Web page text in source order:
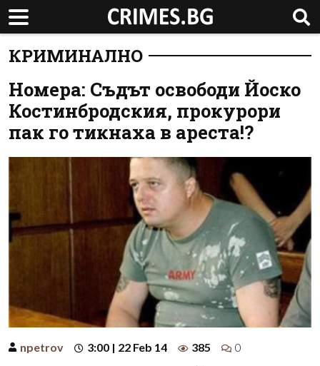
КРИМИНАЛНО
Номера: Съдът освободи Йоско
Костинбродския, прокурори
пак го тикнаха в ареста!?
npetrov 3:00 | 22 Feb 14 385 0